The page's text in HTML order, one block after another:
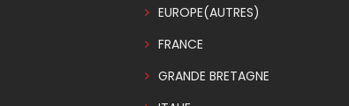
EUROPE(AUTRES)
FRANCE
GRANDE BRETAGNE